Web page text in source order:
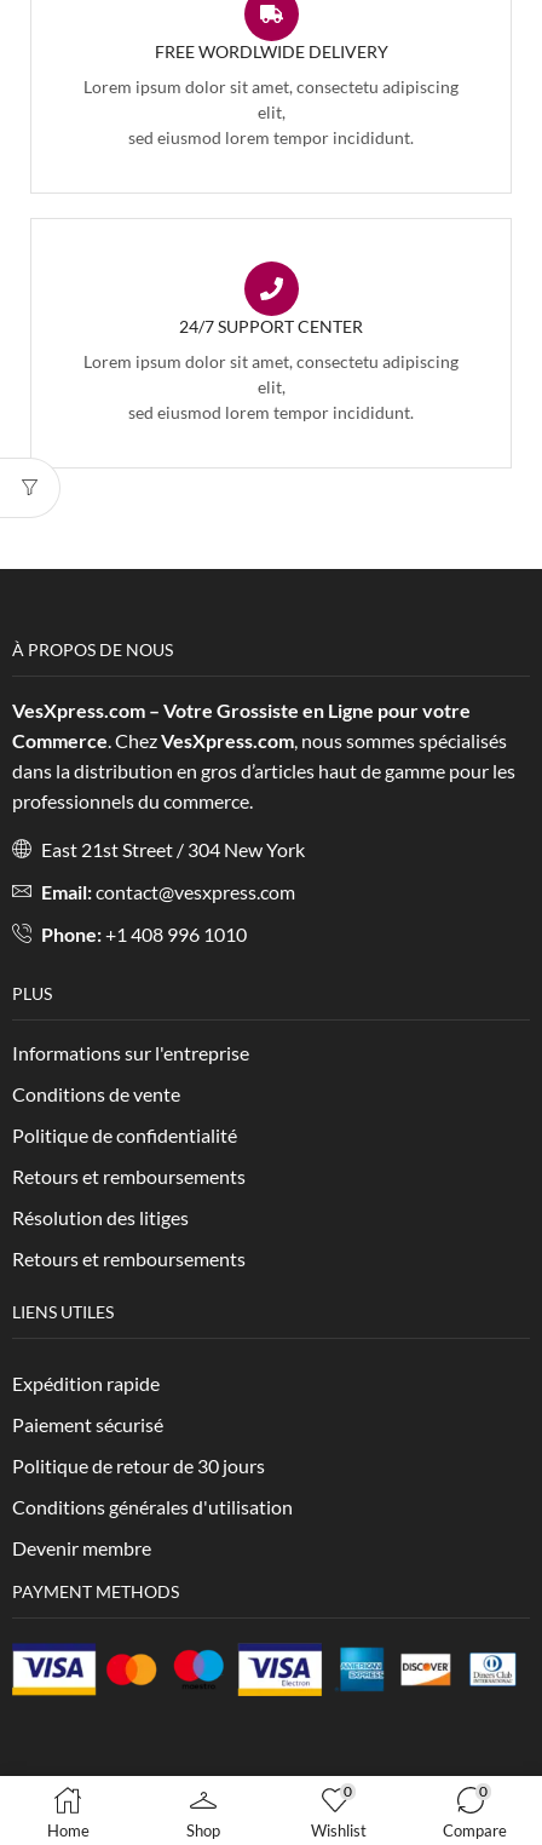
FREE WORDLWIDE DELIVERY
Lorem ipsum dolor sit amet, consectetu adipiscing
elit,
sed eiusmod lorem tempor incididunt.
24/7 SUPPORT CENTER
Lorem ipsum dolor sit amet, consectetu adipiscing
elit,
sed eiusmod lorem tempor incididunt.
Home Shop
0
Wishlist
0
Compare
À PROPOS DE NOUS
VesXpress.com – Votre Grossiste en Ligne pour votre
Commerce. ChezVesXpress.com, nous sommes spécialisés
dans la distribution en gros d’articles haut de gamme pour les
professionnels du commerce.
East 21st Street / 304 New York
Email:contact@vesxpress.com
Phone:+1 408 996 1010
PLUS
Informations sur l'entreprise
Conditions de vente
Politique de confidentialité
Retours et remboursements
Résolution des litiges
Retours et remboursements
LIENS UTILES
Expédition rapide
Paiement sécurisé
Politique de retour de 30 jours
Conditions générales d'utilisation
Devenir membre
PAYMENT METHODS
Copyright © 2023 VesXpress.com